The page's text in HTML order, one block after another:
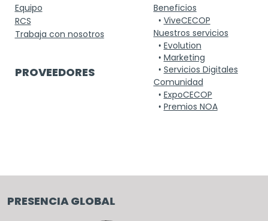
Equipo
RCS
Trabaja con nosotros
PROVEEDORES
Beneficios
• ViveCECOP
Nuestros servicios
• Evolution
• Marketing
• Servicios Digitales
Comunidad
• ExpoCECOP
• Premios NOA
PRESENCIA GLOBAL